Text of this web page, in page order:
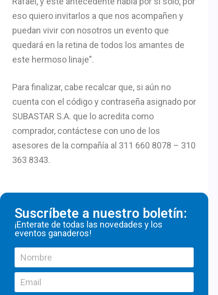
eso quiero invitarlos a que nos acompañen y
puedan vivir con nosotros un evento que
quedará en la retina de todos los amantes de
este hermoso linaje”.
Para finalizar, cabe recalcar que, si aún no
cuenta con el código y contraseña asignado por
SUBASTAR S.A. que lo acredita como
comprador, contáctese con uno de los
asesores de la compañía al 311 660 8078 – 310
363 8343.
Suscríbete a nuestro boletín:
¡Enterate de todas las novedades y los
eventos ganaderos!